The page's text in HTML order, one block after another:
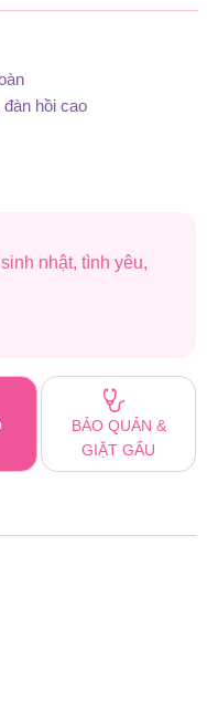
hồi cao
nhật, tình yêu,
BẢO QUẢN &
GIẶT GẤU